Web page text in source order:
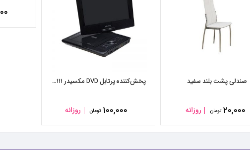
صندلی پشت بلند سفید
۲۰,۰۰۰ تومان روزانه
پخش‌کننده پرتابل DVD مکسیدر MX-۳۱۱۱
۱۰۰,۰۰۰ تومان روزانه